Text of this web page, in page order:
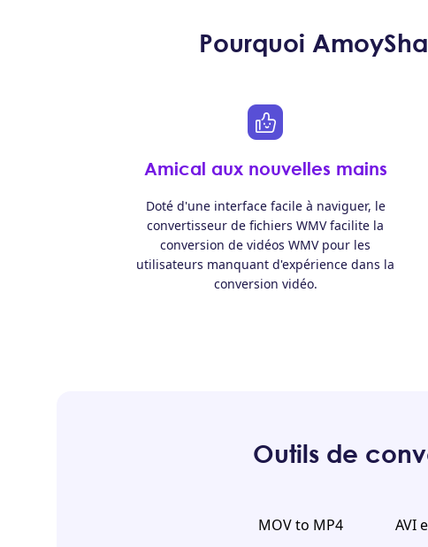
Pourquoi
Amical aux nouvelles mains
Doté d'une interface facile à naviguer, le
convertisseur de fichiers WMV facilite la
conversion de vidéos WMV pour les
utilisateurs manquant d'expérience dans la
conversion vidéo.
Outils de
MOV to MP4 AVI